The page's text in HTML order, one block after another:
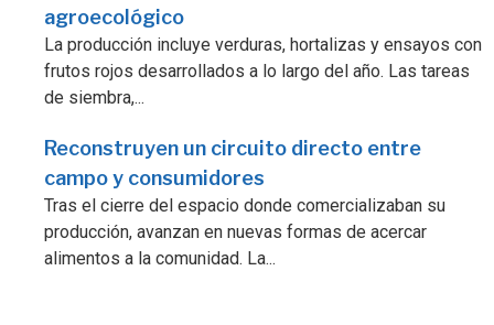
agroecológico
La producción incluye verduras, hortalizas y ensayos con
frutos rojos desarrollados a lo largo del año. Las tareas
de siembra,...
Reconstruyen un circuito directo entre
campo y consumidores
Tras el cierre del espacio donde comercializaban su
producción, avanzan en nuevas formas de acercar
alimentos a la comunidad. La...